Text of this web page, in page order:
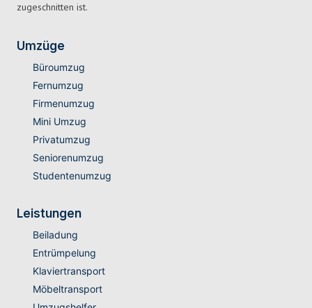
zugeschnitten ist.
Umzüge
Büroumzug
Fernumzug
Firmenumzug
Mini Umzug
Privatumzug
Seniorenumzug
Studentenumzug
Leistungen
Beiladung
Entrümpelung
Klaviertransport
Möbeltransport